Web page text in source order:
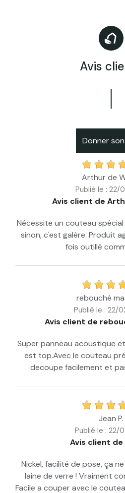
Avis
Donner
Arthur de
Publié le : 22/
Avis client de
Nécessite un couteau
sinon, c'est galère. Produit
fois outillé
rebouché
Publié le : 22/
Avis client de
Super panneau acoustique
est top.Avec le couteau
decoupe facilement et
Jean P.
Publié le : 22/
Avis client de
Nickel, facilité de pose, ça
laine de verre ! Vraiment
Facile a couper avec le